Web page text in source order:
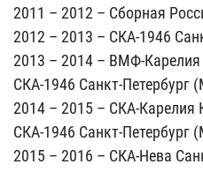
2011 – 2012 – Сборная
2012 – 2013 – СКА-1946
2013 – 2014 – ВМФ-
СКА-1946 Санкт-Петербург
2014 – 2015 – СКА-Карелия
СКА-1946 Санкт-Петербург
2015 – 2016 – СКА-Нева